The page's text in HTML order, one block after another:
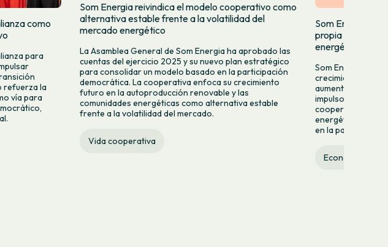
como
para
refuerza la
vía para
Som Energia reivindica el modelo cooperativo como
alternativa estable frente a la volatilidad del
mercado energético
La Asamblea General de Som Energia ha aprobado las
cuentas del ejercicio 2025 y su nuevo plan estratégico
para consolidar un modelo basado en la participación
democrática. La cooperativa enfoca su crecimiento
futuro en la autoproducción renovable y las
comunidades energéticas como alternativa estable
frente a la volatilidad del mercado.
Vida cooperativa
Som Energia
propia y acelera
energéticas
Som Energia
crecimiento con
aumento del 9,2%
impulso de
cooperativa
energética
en la
Economía social